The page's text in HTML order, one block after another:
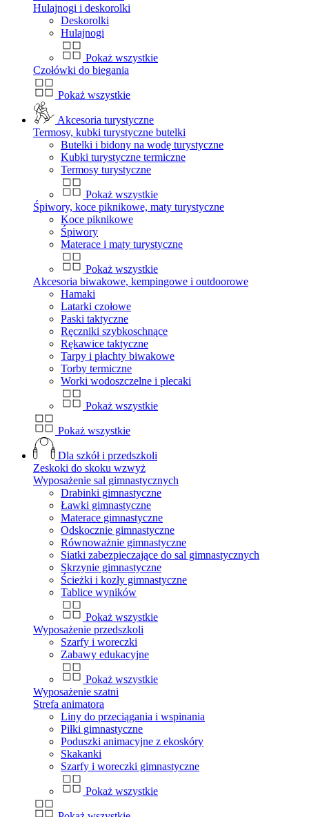
Hulajnogi i deskorolki
Deskorolki
Hulajnogi
Pokaż wszystkie
Czołówki do biegania
Pokaż wszystkie
Akcesoria turystyczne
Termosy, kubki turystyczne butelki
Butelki i bidony na wodę turystyczne
Kubki turystyczne termiczne
Termosy turystyczne
Pokaż wszystkie
Śpiwory, koce piknikowe, maty turystyczne
Koce piknikowe
Śpiwory
Materace i maty turystyczne
Pokaż wszystkie
Akcesoria biwakowe, kempingowe i outdoorowe
Hamaki
Latarki czołowe
Paski taktyczne
Ręczniki szybkoschnące
Rękawice taktyczne
Tarpy i płachty biwakowe
Torby termiczne
Worki wodoszczelne i plecaki
Pokaż wszystkie
Pokaż wszystkie
Dla szkół i przedszkoli
Zeskoki do skoku wzwyż
Wyposażenie sal gimnastycznych
Drabinki gimnastyczne
Ławki gimnastyczne
Materace gimnastyczne
Odskocznie gimnastyczne
Równoważnie gimnastyczne
Siatki zabezpieczające do sal gimnastycznych
Skrzynie gimnastyczne
Ścieżki i kozły gimnastyczne
Tablice wyników
Pokaż wszystkie
Wyposażenie przedszkoli
Szarfy i woreczki
Zabawy edukacyjne
Pokaż wszystkie
Wyposażenie szatni
Strefa animatora
Liny do przeciągania i wspinania
Piłki gimnastyczne
Poduszki animacyjne z ekoskóry
Skakanki
Szarfy i woreczki gimnastyczne
Pokaż wszystkie